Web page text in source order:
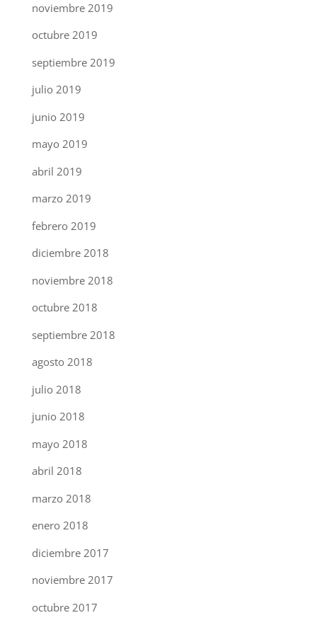
noviembre 2019
octubre 2019
septiembre 2019
julio 2019
junio 2019
mayo 2019
abril 2019
marzo 2019
febrero 2019
diciembre 2018
noviembre 2018
octubre 2018
septiembre 2018
agosto 2018
julio 2018
junio 2018
mayo 2018
abril 2018
marzo 2018
enero 2018
diciembre 2017
noviembre 2017
octubre 2017